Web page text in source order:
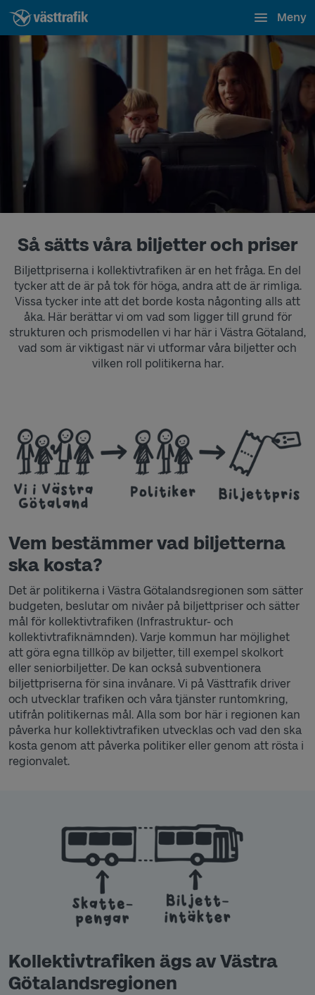
Meny
Så sätts våra biljetter och priser
Biljettpriserna i kollektivtrafiken är en het fråga. En del
tycker att de är på tok för höga, andra att de är rimliga.
Vissa tycker inte att det borde kosta någonting alls att
åka. Här berättar vi om vad som ligger till grund för
strukturen och prismodellen vi har här i Västra Götaland,
vad som är viktigast när vi utformar våra biljetter och
vilken roll politikerna har.
Vem bestämmer vad biljetterna
ska kosta?
Det är politikerna i Västra Götalandsregionen som sätter
budgeten, beslutar om nivåer på biljettpriser och sätter
mål för kollektivtrafiken (Infrastruktur- och
kollektivtrafiknämnden). Varje kommun har möjlighet
att göra egna tillköp av biljetter, till exempel skolkort
eller seniorbiljetter. De kan också subventionera
biljettpriserna för sina invånare. Vi på Västtrafik driver
och utvecklar trafiken och våra tjänster runtomkring,
utifrån politikernas mål. Alla som bor här i regionen kan
påverka hur kollektivtrafiken utvecklas och vad den ska
kosta genom att påverka politiker eller genom att rösta i
regionvalet.
Kollektivtrafiken ägs av Västra
Götalandsregionen